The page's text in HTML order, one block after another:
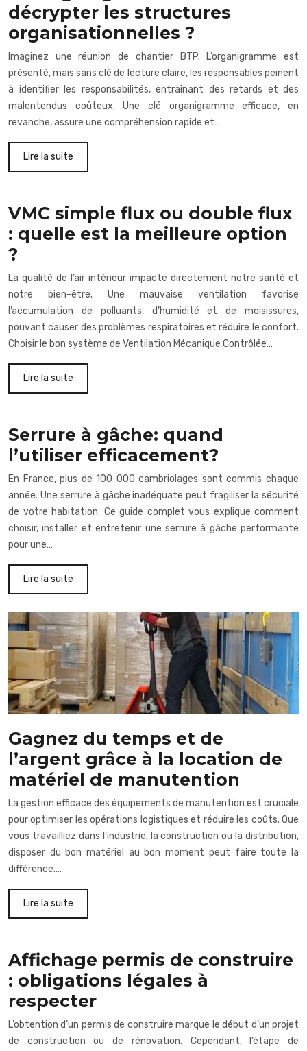
décrypter les structures
organisationnelles ?
Imaginez une réunion de chantier BTP. L’organigramme est
présenté, mais sans clé de lecture claire, les responsables peinent
à identifier les responsabilités, entraînant des retards et des
malentendus coûteux. Une clé organigramme efficace, en
revanche, assure une compréhension rapide et…
Lire la suite
VMC simple flux ou double flux
: quelle est la meilleure option
?
La qualité de l’air intérieur impacte directement notre santé et
notre bien-être. Une mauvaise ventilation favorise
l’accumulation de polluants, d’humidité et de moisissures,
pouvant causer des problèmes respiratoires et réduire le confort.
Choisir le bon système de Ventilation Mécanique Contrôlée…
Lire la suite
Serrure à gâche: quand
l’utiliser efficacement?
En France, plus de 100 000 cambriolages sont commis chaque
année. Une serrure à gâche inadéquate peut fragiliser la sécurité
de votre habitation. Ce guide complet vous explique comment
choisir, installer et entretenir une serrure à gâche performante
pour une…
Lire la suite
Gagnez du temps et de
l’argent grâce à la location de
matériel de manutention
La gestion efficace des équipements de manutention est cruciale
pour optimiser les opérations logistiques et réduire les coûts. Que
vous travailliez dans l’industrie, la construction ou la distribution,
disposer du bon matériel au bon moment peut faire toute la
différence….
Lire la suite
Affichage permis de construire
: obligations légales à
respecter
L’obtention d’un permis de construire marque le début d’un projet
de construction ou de rénovation. Cependant, l’étape de